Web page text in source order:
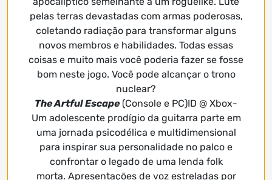
pelas terras devastadas com armas poderosas,
coletando radiação para transformar alguns
novos membros e habilidades. Todas essas
coisas e muito mais você poderia fazer se fosse
bom neste jogo. Você pode alcançar o trono
nuclear?
The Artful Escape(Console e PC)ID @ Xbox-
Um adolescente prodígio da guitarra parte em
uma jornada psicodélica e multidimensional
para inspirar sua personalidade no palco e
confrontar o legado de uma lenda folk
morta. Apresentações de voz estreladas por